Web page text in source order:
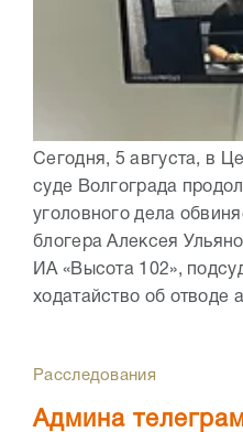
Сегодня, 5 августа, в
суде Волгограда
уголовного дела
блогера Алексея
ИА «Высота 102»,
ходатайство об отводе
Расследования
Админа